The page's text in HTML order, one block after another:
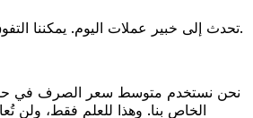
تحدث إلى خبير عملات اليوم.يمكننا التفوق على أسعار المنافسين.
نحن نستخدم متوسط سعر الصرف في
الخاص بنا. وهذا للعلم فقط، ولن